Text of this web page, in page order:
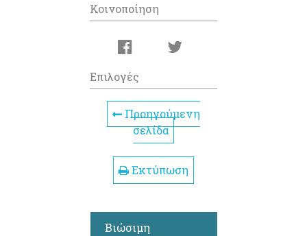
Κοινοποίηση
Επιλογές
Προηγούμενη
σελίδα
Εκτύπωση
Βιώσιμη